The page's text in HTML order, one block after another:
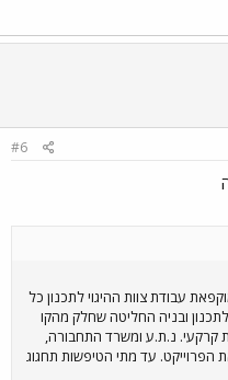
#6
עבודת צוות ההיגוי לתכנון כל
ובניה החליטה שחלק מהקו
קרקעי. נ.ת.ע ומשרד התחבורה,
עד מתי הטיפשות תחגוג